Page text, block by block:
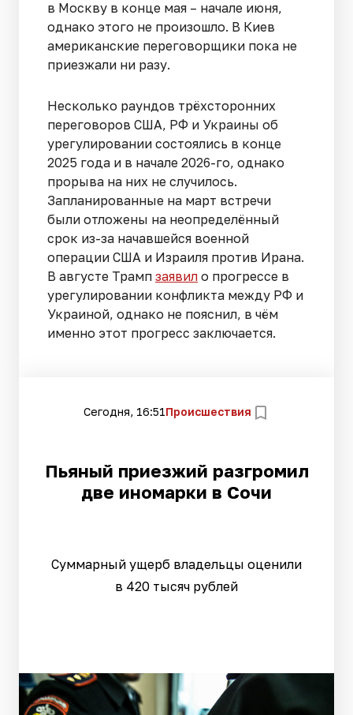
в Москву в конце мая – начале июня,
однако этого не произошло. В Киев
американские переговорщики пока не
приезжали ни разу.
Несколько раундов трёхсторонних
переговоров США, РФ и Украины об
урегулировании состоялись в конце
2025 года и в начале 2026-го, однако
прорыва на них не случилось.
Запланированные на март встречи
были отложены на неопределённый
срок из-за начавшейся военной
операции США и Израиля против Ирана.
В августе Трамп заявил о прогрессе в
урегулировании конфликта между РФ и
Украиной, однако не пояснил, в чём
именно этот прогресс заключается.
Сегодня, 16:51Происшествия
Пьяный приезжий разгромил
две иномарки в Сочи
Суммарный ущерб владельцы оценили
в 420 тысяч рублей